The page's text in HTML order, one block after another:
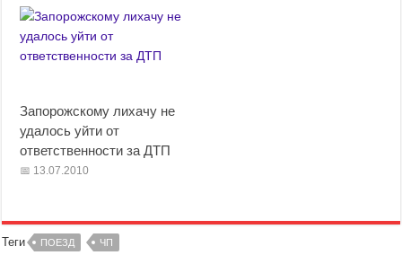
Запорожскому лихачу не
удалось уйти от
ответственности за ДТП
13.07.2010
Теги ПОЕЗД ЧП